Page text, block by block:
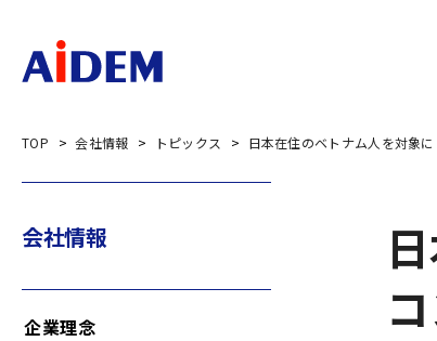
TOP 会社情報 トピックス 日本在住のベトナム人を対象
会社情報
企業理念